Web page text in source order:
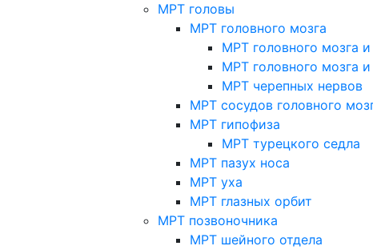
МРТ головы
МРТ головного мозга
МРТ головного мозга
МРТ головного мозга
МРТ черепных нервов
МРТ сосудов головного
МРТ гипофиза
МРТ турецкого седла
МРТ пазух носа
МРТ уха
МРТ глазных орбит
МРТ позвоночника
МРТ шейного отдела